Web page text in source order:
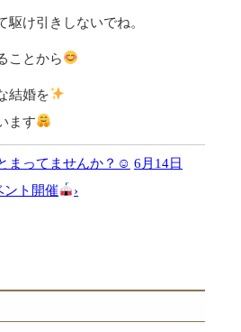
駆け引きしないでね。
ことから
結婚を
ます
まってませんか？☺ 6月14日
ント開催
›